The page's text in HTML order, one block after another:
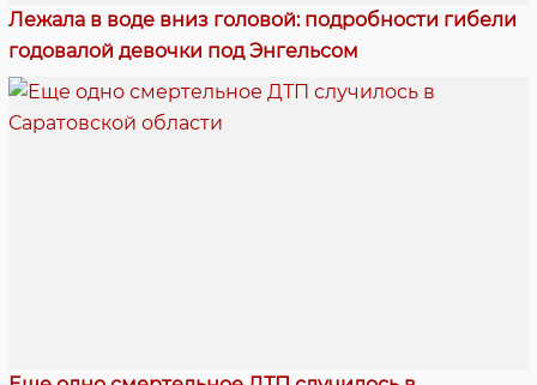
Лежала в воде вниз головой: подробности гибели
годовалой девочки под Энгельсом